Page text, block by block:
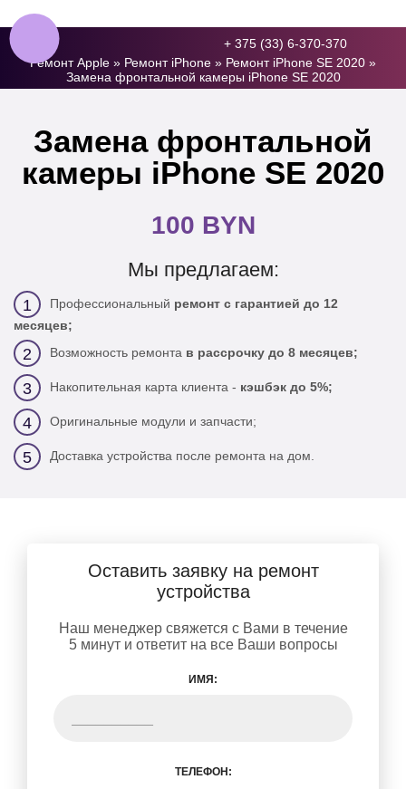
+ 375 (33) 6-370-370
Ремонт Apple » Ремонт iPhone » Ремонт iPhone SE 2020 »
Замена фронтальной камеры iPhone SE 2020
Замена фронтальной
камеры iPhone SE 2020
100 BYN
Мы предлагаем:
1 Профессиональный ремонт с гарантией до 12
месяцев;
2 Возможность ремонта в рассрочку до 8 месяцев;
3 Накопительная карта клиента - кэшбэк до 5%;
4 Оригинальные модули и запчасти;
5 Доставка устройства после ремонта на дом.
Оставить заявку на ремонт
устройства
Наш менеджер свяжется с Вами в течение
5 минут и ответит на все Ваши вопросы
ИМЯ:
ТЕЛЕФОН: